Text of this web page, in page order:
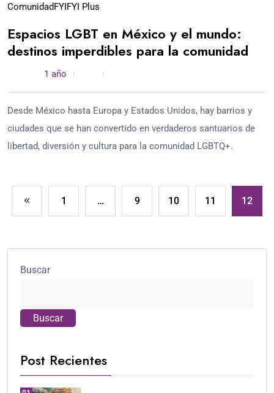
ComunidadFYIFYI Plus
Espacios LGBT en México y el mundo:
destinos imperdibles para la comunidad
1 año
Desde México hasta Europa y Estados Unidos, hay barrios y
ciudades que se han convertido en verdaderos santuarios de
libertad, diversión y cultura para la comunidad LGBTQ+.
1 … 9 10 11 12
Buscar
Buscar
Post Recientes